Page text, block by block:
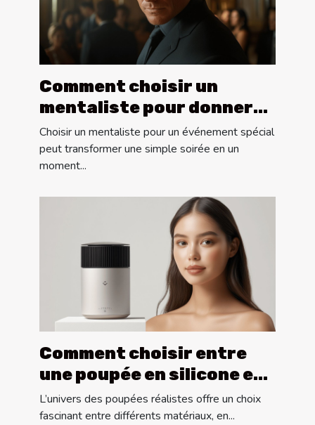
Comment choisir un
mentaliste pour donner
vie à vos événements
spéciaux
Choisir un mentaliste pour un événement spécial
peut transformer une simple soirée en un
moment...
Comment choisir entre
une poupée en silicone et
une en TPE ?
L’univers des poupées réalistes offre un choix
fascinant entre différents matériaux, en...